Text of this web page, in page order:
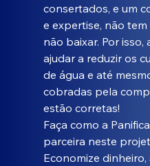
consertados, e um
e expertise, não
não baixar. Por
ajudar a reduzir os
de água e até
cobradas pela
estão corretas!
Faça como a
parceira neste
Economize dinheiro,